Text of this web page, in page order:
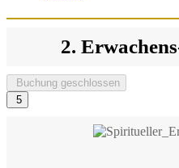
2.
Buchung geschlossen
5